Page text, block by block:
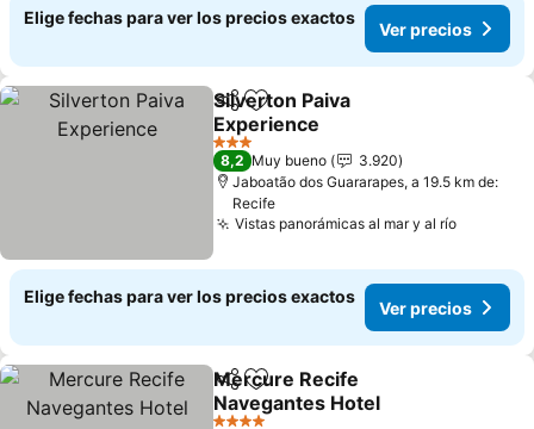
Elige fechas para ver los precios exactos
Ver precios
CompartirAgregar a favoritos
Silverton Paiva
Experience
3 Estrellas
8,2 Muy bueno
3.920
Jaboatão dos Guararapes, a 19.5 km de:
Recife
Vistas panorámicas al mar y al río
Elige fechas para ver los precios exactos
Ver precios
CompartirAgregar a favoritos
Mercure Recife
Navegantes Hotel